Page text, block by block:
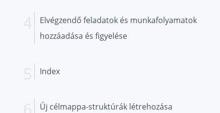
Elvégzendő feladatok és munkafolyamatok
hozzáadása és figyelése
Index
Új célmappa-struktúrák létrehozása